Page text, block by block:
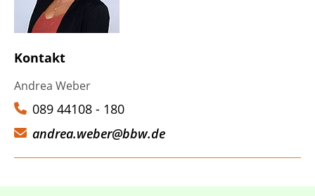
Kontakt
Andrea Weber
089 44108 - 180
andrea.weber@bbw.de